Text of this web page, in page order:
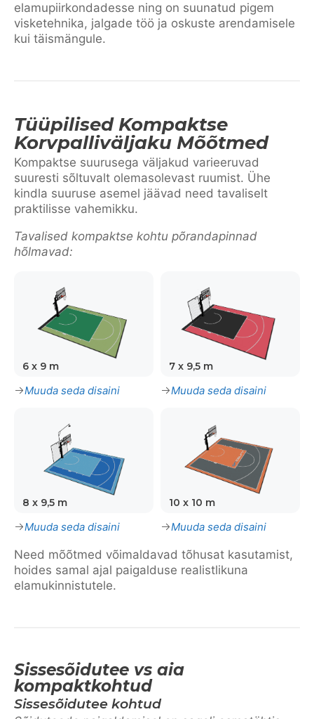
elamupiirkondadesse ning on suunatud pigem
visketehnika, jalgade töö ja oskuste arendamisele
kui täismängule.
Tüüpilised Kompaktse
Korvpalliväljaku Mõõtmed
Kompaktse suurusega väljakud varieeruvad
suuresti sõltuvalt olemasolevast ruumist. Ühe
kindla suuruse asemel jäävad need tavaliselt
praktilisse vahemikku.
Tavalised kompaktse kohtu põrandapinnad
hõlmavad:
6 x 9 m
Muuda seda disaini
7 x 9,5 m
Muuda seda disaini
8 x 9,5 m
Muuda seda disaini
10 x 10 m
Muuda seda disaini
Need mõõtmed võimaldavad tõhusat kasutamist,
hoides samal ajal paigalduse realistlikuna
elamukinnistutele.
Sissesõidutee vs aia
kompaktkohtud
Sissesõidutee kohtud